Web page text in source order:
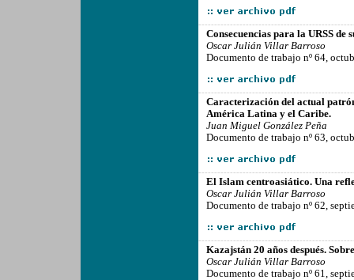
Consecuencias para la URSS
Oscar Julián Villar Barroso
Documento de trabajo nº 64,
Caracterización del actual
América Latina y el Caribe.
Juan Miguel González Peña
Documento de trabajo nº 63,
El Islam centroasiático. Una
Oscar Julián Villar Barroso
Documento de trabajo nº 62,
Kazajstán 20 años después.
Oscar Julián Villar Barroso
Documento de trabajo nº 61,